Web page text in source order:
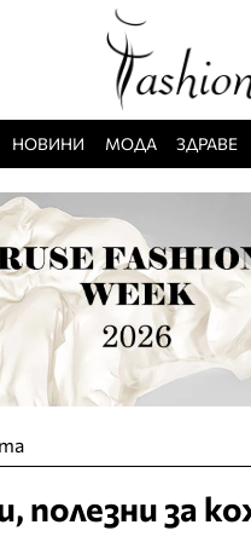
НОВИНИ МОДА ЗДРАВЕ
полезни за